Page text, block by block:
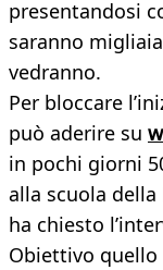
presentandosi
saranno
vedranno.
Per bloccare
può aderire su
in pochi giorni
alla scuola della
ha chiesto
Obiettivo